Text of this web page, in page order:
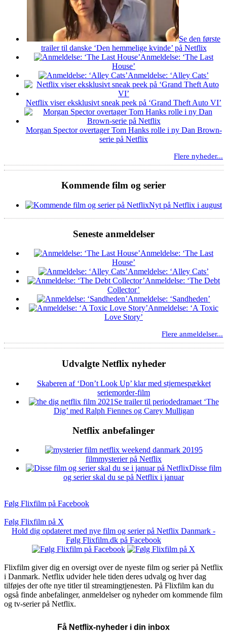
Se den første
trailer til danske ‘Den hemmelige kvinde’ på Netflix
Anmeldelse: ‘The Last
House’
Anmeldelse: ‘Alley Cats’
Netflix viser eksklusivt sneak peek på ‘Grand Theft Auto VI’
Morgan Spector overtager Tom Hanks rolle i ny Dan Brown-
serie på Netflix
Flere nyheder...
Kommende film og serier
Nyt på Netflix i august
Seneste anmeldelser
Anmeldelse: ‘The Last
House’
Anmeldelse: ‘Alley Cats’
Anmeldelse: ‘The Debt
Collector’
Anmeldelse: ‘Sandheden’
Anmeldelse: ‘A Toxic
Love Story’
Flere anmeldelser...
Udvalgte Netflix nyheder
Skaberen af ‘Don’t Look Up’ klar med stjernespækket
seriemorder-film
Se trailer til periodedramaet ‘The
Dig’ med Ralph Fiennes og Carey Mulligan
Netflix anbefalinger
5
filmmysterier på Netflix
Disse film
og serier skal du se på Netflix i januar
Følg Flixfilm på Facebook
Følg Flixfilm på X
Hold dig opdateret med nye film og serier på Netflix Danmark -
Følg Flixfilm.dk på Facebook
Flixfilm giver dig en oversigt over de nyeste film og serier på Netflix
i Danmark. Netflix udvider hele tiden deres udvalg og hver dag
tilføjes der ofte nye titler til streamingtjenesten. På Flixfilm kan du
også finde anbefalinger, anmeldelser og nyheder om kommende film
og tv-serier på Netflix.
Få Netflix-nyheder i din inbox